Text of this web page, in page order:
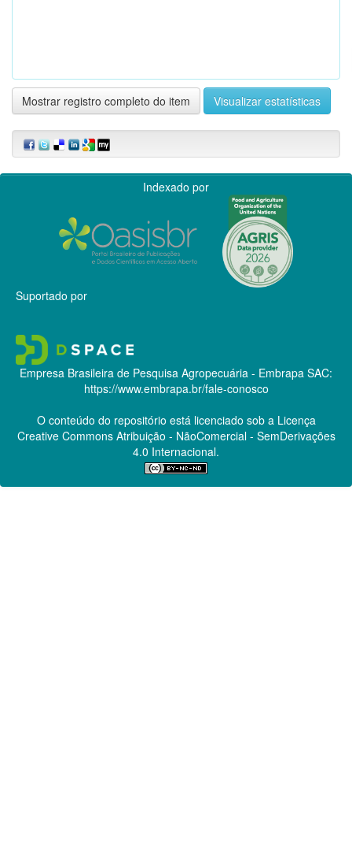
Mostrar registro completo do item Visualizar estatísticas
Indexado por
Suportado por
Empresa Brasileira de Pesquisa Agropecuária - Embrapa SAC:
https://www.embrapa.br/fale-conosco
O conteúdo do repositório está licenciado sob a Licença
Creative CommonsAtribuição - NãoComercial - SemDerivações
4.0 Internacional.